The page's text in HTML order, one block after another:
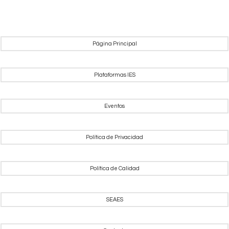
Página Principal
Plataformas IES
Eventos
Política de Privacidad
Política de Calidad
SEAES